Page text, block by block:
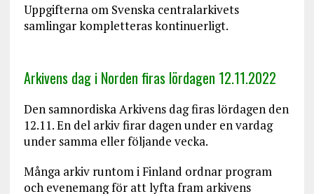
Uppgifterna om Svenska centralarkivets
samlingar kompletteras kontinuerligt.
Arkivens dag i Norden firas lördagen 12.11.2022
Den samnordiska Arkivens dag firas lördagen den
12.11. En del arkiv firar dagen under en vardag
under samma eller följande vecka.
Många arkiv runtom i Finland ordnar program
och evenemang för att lyfta fram arkivens